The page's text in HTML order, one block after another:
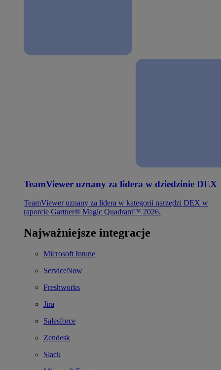
TeamViewer uznany za lidera w dziedzinie DEX
TeamViewer uznany za lidera w kategorii narzędzi DEX w
raporcie Gartner® Magic Quadrant™ 2026.
Najważniejsze integracje
Microsoft Intune
ServiceNow
Freshworks
Jira
Salesforce
Zendesk
Slack